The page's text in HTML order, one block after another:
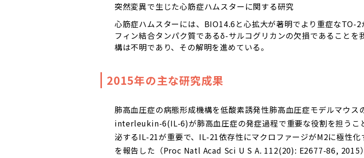
突然変異で生じた心筋症ハムスターに関する研究
心筋症ハムスターには、BIO14.6と心拡大が著明でより重症なTO-
フィン結合タンパク質であるδ-サルコグリカンの欠損であること
構は不明であり、その解明を進めている。
2015年の主な研究成果
肺高血圧症の病態形成機構を低酸素誘発性肺高血圧症モデルマウス
interleukin-6(IL-6)が肺高血圧症の発症過程で重要な役割を担うこ
泌するIL-21が重要で、IL-21依存性にマクロファージがM2に極性
を報告した（Proc Natl Acad Sci U S A. 112(20): E2677-86, 2015